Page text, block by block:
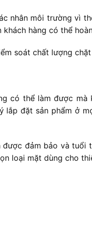
nhân môi trường vì
hàng có thể
soát chất lượng
có thể làm được
đặt sản phẩm ở
đảm bảo và
loại mặt dùng cho